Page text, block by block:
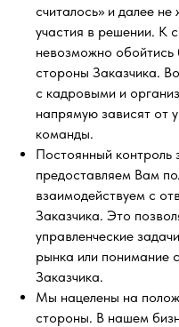
считалось» и далее
участия в решении. К
невозможно обойтись
стороны Заказчика.
с кадровыми и
напрямую зависят от
команды.
Постоянный
предоставляем Вам
взаимодействуем с
Заказчика. Это
управленческие
рынка или понимание
Заказчика.
Мы нацелены на
стороны. В нашем